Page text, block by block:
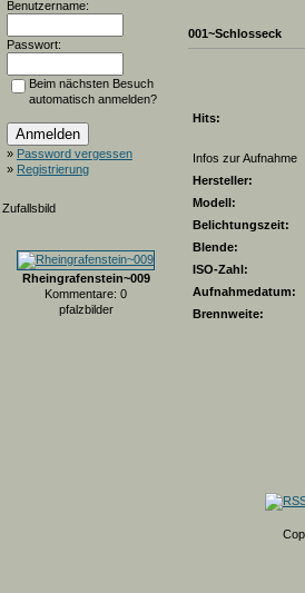
Benutzername:
Passwort:
Beim nächsten Besuch
automatisch anmelden?
» Password vergessen
» Registrierung
Zufallsbild
Rheingrafenstein~009
Kommentare: 0
pfalzbilder
001~Schlosseck
Hits:
Infos zur Aufnahme
Hersteller:
Modell:
Belichtungszeit:
Blende:
ISO-Zahl:
Aufnahmedatum:
Brennweite: